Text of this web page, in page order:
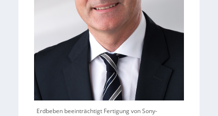
Erdbeben beeinträchtigt Fertigung von Sony-